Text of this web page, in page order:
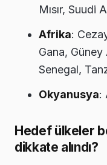
Mısır, Suudi
Afrika:
Gana,
Senegal,
Okyanusya:
Hedef ülkeler
dikkate alındı?